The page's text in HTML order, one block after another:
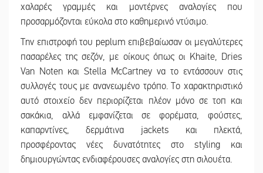
χαλαρές γραμμές και μοντέρνες αναλογίες που
προσαρμόζονται εύκολα στο καθημερινό ντύσιμο.
Την επιστροφή του peplum επιβεβαίωσαν οι μεγαλύτερες
πασαρέλες της σεζόν, με οίκους όπως οι Khaite, Dries
Van Noten και Stella McCartney να το εντάσσουν στις
συλλογές τους με ανανεωμένο τρόπο. Το χαρακτηριστικό
αυτό στοιχείο δεν περιορίζεται πλέον μόνο σε τοπ και
σακάκια, αλλά εμφανίζεται σε φορέματα, φούστες,
καπαρντίνες, δερμάτινα jackets και πλεκτά,
προσφέροντας νέες δυνατότητες στο styling και
δημιουργώντας ενδιαφέρουσες αναλογίες στη σιλουέτα.